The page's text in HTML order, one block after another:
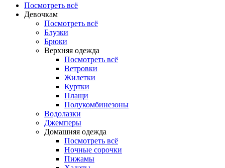
Посмотреть всё
Девочкам
Посмотреть всё
Блузки
Брюки
Верхняя одежда
Посмотреть всё
Ветровки
Жилетки
Куртки
Плащи
Полукомбинезоны
Водолазки
Джемперы
Домашняя одежда
Посмотреть всё
Ночные сорочки
Пижамы